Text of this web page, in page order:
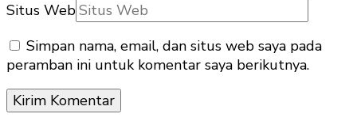
Situs Web
Simpan nama, email, dan situs web saya pada
peramban ini untuk komentar saya berikutnya.